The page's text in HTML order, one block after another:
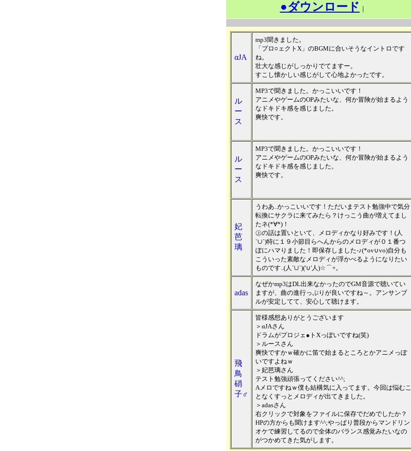
●ダウンロード ｜
αJA
mp3聞きました。
「プロ○ェクトX」のBGMに合いそうなイントロです
ね。
壮大な感じがしっかりでてますー。
すこし懐かしい感じがして心地よかったです。
ル
ー
ス
MP3で聞きました。かっこいいです！
アニメやゲームのOPみたいな、何か冒険が始まるよう
なドキドキ感を感じました。
爽快です。
ル
ー
ス
MP3で聞きました。かっこいいです！
アニメやゲームのOPみたいな、何か冒険が始まるよう
なドキドキ感を感じました。
爽快です。
妃
芭
璃
うわあ..かっこいいです！ただいまテスト勉強中で気分
転換にサクラに来てみたら？けっこう曲が増えてまし
たネ(*∀*)！
㊤の話は置いといて、メロディかなり好みです！(人
`∪`)特に１９小節目らへんからのメロディが０１番つ
ぼにハマりました！即保存しました-♪(*ov∪vo)自分も
こういった素敵なメロディが浮かべるようになりたい
ものです..(人`∪`)('∪'人)☆⌒+。
adas
なぜかmp3はDL出来なかったのでGM音源で聴いてい
ますが、曲の進行っぷりが良いですね～。アンサンブ
ルが安定してて、安心して聴けます。
飛
鳥
硝
子♂
皆様感想ありがとうございます
＞αJAさん
ドラムがプロジェ●トXっぽいですね(笑)
＞ルースさん
爽快ですかｗ確かに笛で始まるところとかアニメっぽ
いですよねｗ
＞妃芭璃さん
テスト勉強頑張ってください^^;
Aメロですねｗ僕も結構気に入ってます。今回は悩むこ
となくすっとメロディが出てきました。
＞adasさん
右クリックで対象をファイルに保存でだめでしたか？
HPの方からも聞けます^^;やっぱり普段からマンドリン
オケで練習してるので全体のバランス感覚みたいなの
がつかめてきた気がします。